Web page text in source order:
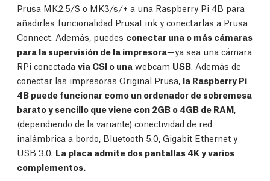
Prusa MK2.5/S o MK3/s/+ a una Raspberry Pi 4B para
añadirles funcionalidad PrusaLink y conectarlas a Prusa
Connect. Además, puedes conectar una o más cámaras
para la supervisión de la impresora—ya sea una cámara
RPi conectada via CSI o una webcam USB. Además de
conectar las impresoras Original Prusa, la Raspberry Pi
4B puede funcionar como un ordenador de sobremesa
barato y sencillo que viene con 2GB o 4GB de RAM,
(dependiendo de la variante) conectividad de red
inalámbrica a bordo, Bluetooth 5.0, Gigabit Ethernet y
USB 3.0. La placa admite dos pantallas 4K y varios
complementos.